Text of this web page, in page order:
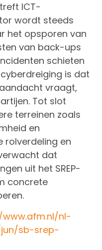
ICT-
wordt steeds
het opsporen van
van back-ups
schieten
is dat
vraagt,
Tot slot
terreinen zoals
en
rolverdeling en
dat
uit het SREP-
concrete
nl-
sb-srep-